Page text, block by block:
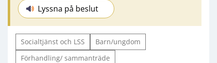
Lyssna på beslut
Socialtjänst och LSS
Barn/ungdom
Förhandling/ sammanträde